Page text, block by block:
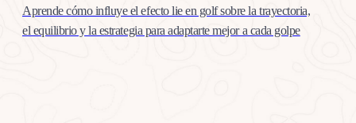
Aprende cómo influye el efecto lie en golf sobre la trayectoria,
el equilibrio y la estrategia para adaptarte mejor a cada golpe